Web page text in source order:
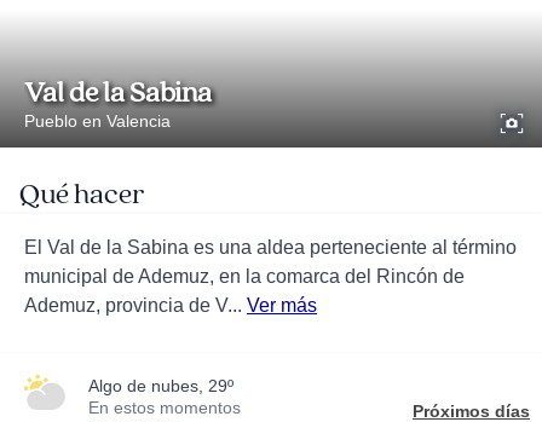
Val de la Sabina
Pueblo en Valencia
Qué hacer
El Val de la Sabina es una aldea perteneciente al término
municipal de Ademuz, en la comarca del Rincón de
Ademuz, provincia de V... Ver más
algo de nubes, 29º
En estos momentos
Próximos días